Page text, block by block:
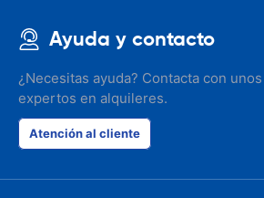
Ayuda y contacto
¿Necesitas ayuda? Contacta con
expertos en alquileres.
Atención al cliente